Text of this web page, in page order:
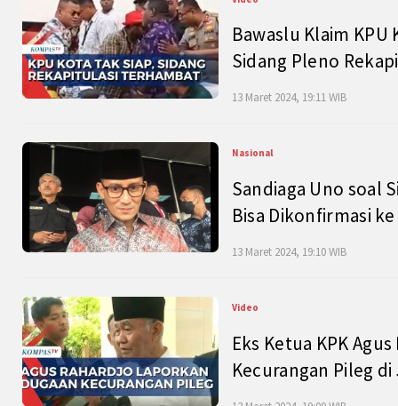
Bawaslu Klaim
Sidang Pleno
13 Maret 2024, 19:11 WIB
Nasional
Sandiaga Uno soal
Bisa Dikonfirmasi
13 Maret 2024, 19:10 WIB
Video
Eks Ketua KPK
Kecurangan Pileg